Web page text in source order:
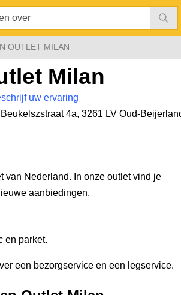
OUTLET MILAN
Milan
uw ervaring
4a, 3261 LV Oud-
van Nederland. In onze outlet vind je
aanbiedingen.
en parket.
een bezorgservice en een legservice.